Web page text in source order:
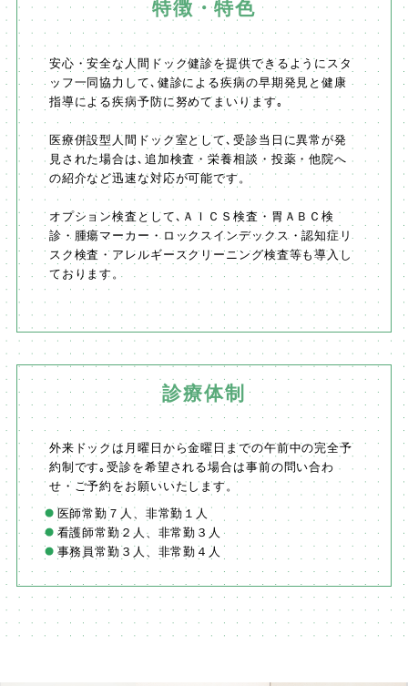
特徴・特色
安心・安全な人間ドック健診を提供できるようにスタ
ッフ一同協力して､健診による疾病の早期発見と健康
指導による疾病予防に努めてまいります｡
医療併設型人間ドック室として､受診当日に異常が発
見された場合は､追加検査・栄養相談・投薬・他院へ
の紹介など迅速な対応が可能です。
オプション検査として､ＡＩＣＳ検査・胃ＡＢＣ検
診・腫瘍マーカー・ロックスインデックス・認知症リ
スク検査・アレルギースクリーニング検査等も導入し
ております。
診療体制
外来ドックは月曜日から金曜日までの午前中の完全予
約制です｡受診を希望される場合は事前の問い合わ
せ・ご予約をお願いいたします。
医師常勤７人、非常勤１人
看護師常勤２人、非常勤３人
事務員常勤３人、非常勤４人